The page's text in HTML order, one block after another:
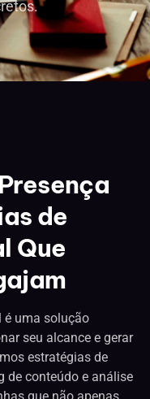
de
Que
é uma solução
seu alcance e gerar
estratégias de
de conteúdo e análise